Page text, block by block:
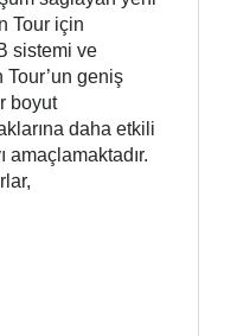
Tour için
sistemi ve
geniş
boyut
daha etkili
amaçlamaktadır.